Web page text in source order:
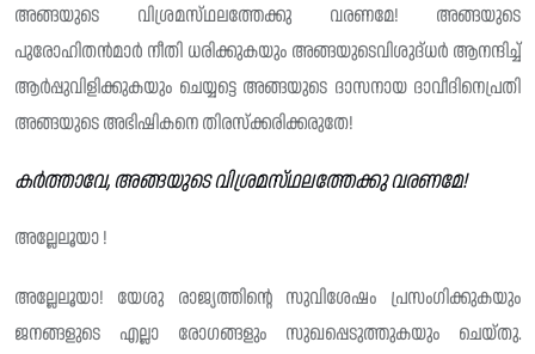
അങ്ങയുടെ വിശ്രമസ്‌ഥലത്തേക്കു വരണമേ! അങ്ങയുടെ
പുരോഹിതൻമാർ നീതി ധരിക്കുകയും അങ്ങയുടെവിശുദ്‌ധർ ആനന്ദിച്ച്
ആർപ്പുവിളിക്കുകയും ചെയ്യട്ടെ അങ്ങയുടെ ദാസനായ ദാവീദിനെപ്രതി
അങ്ങയുടെ അഭിഷികനെ തിരസ്ക്കരിക്കരുതേ!
കർത്താവേ, അങ്ങയുടെ വിശ്രമസ്‌ഥലത്തേക്കു വരണമേ!
അല്ലേലൂയാ !
അല്ലേലൂയാ! യേശു രാജ്യത്തിന്റെ സുവിശേഷം പ്രസംഗിക്കുകയും
ജനങ്ങളുടെ എല്ലാ രോഗങ്ങളും സുഖപ്പെടുത്തുകയും ചെയ്തു.